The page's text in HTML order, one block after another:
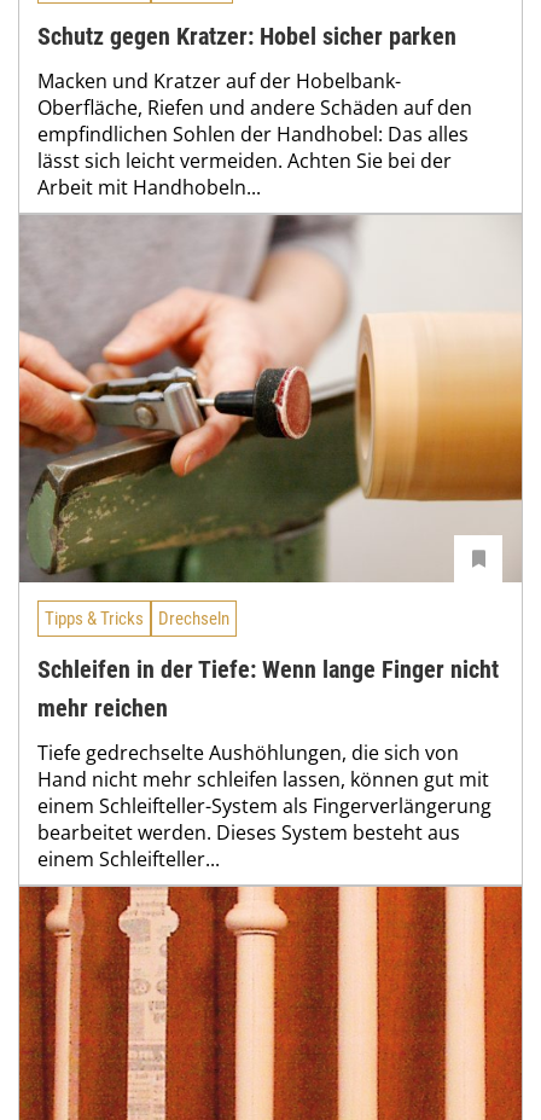
Schutz gegen Kratzer: Hobel sicher parken
Macken und Kratzer auf der Hobelbank-
Oberfläche, Riefen und andere Schäden auf den
empfindlichen Sohlen der Handhobel: Das alles
lässt sich leicht vermeiden. Achten Sie bei der
Arbeit mit Handhobeln...
Tipps & Tricks Drechseln
Schleifen in der Tiefe: Wenn lange Finger nicht
mehr reichen
Tiefe gedrechselte Aushöhlungen, die sich von
Hand nicht mehr schleifen lassen, können gut mit
einem Schleifteller-System als Fingerverlängerung
bearbeitet werden. Dieses System besteht aus
einem Schleifteller...